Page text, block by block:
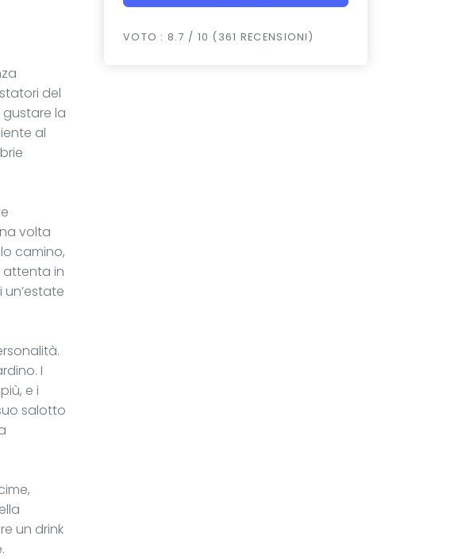
del
gustare la
al
volta
camino,
attenta in
I
e i
salotto
un drink
VOTO : 8.7 / 10 (361 RECENSIONI)